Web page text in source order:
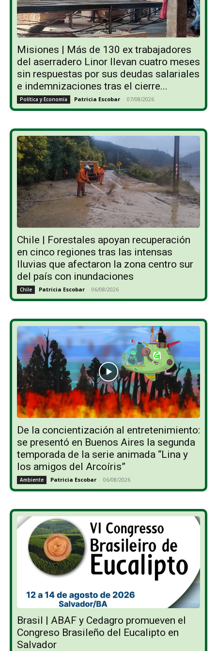
Misiones | Más de 130 ex trabajadores
del aserradero Linor llevan cuatro meses
sin respuestas por sus deudas salariales
e indemnizaciones tras el cierre...
Política y Economía Patricia Escobar - 07/08/2026
Chile | Forestales apoyan recuperación
en cinco regiones tras las intensas
lluvias que afectaron la zona centro sur
del país con inundaciones
Chile Patricia Escobar - 06/08/2026
De la concientización al entretenimiento:
se presentó en Buenos Aires la segunda
temporada de la serie animada “Lina y
los amigos del Arcoíris”
Ambiente Patricia Escobar - 06/08/2026
Brasil | ABAF y Cedagro promueven el
Congreso Brasileño del Eucalipto en
Salvador